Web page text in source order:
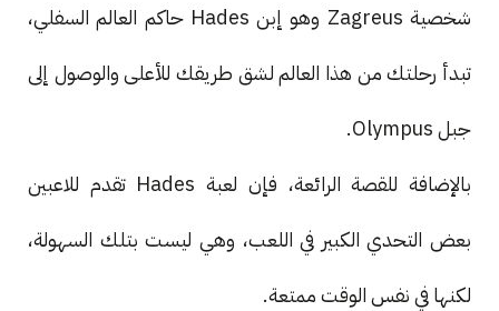
شخصية Zagreus وهو إبن Hades حاكم العالم السفلي،
تبدأ رحلتك من هذا العالم لشق طريقك للأعلى والوصول إلى
جبل Olympus.
بالإضافة للقصة الرائعة، فإن لعبة Hades تقدم للاعبين
بعض التحدي الكبير في اللعب، وهي ليست بتلك السهولة،
لكنها في نفس الوقت ممتعة.